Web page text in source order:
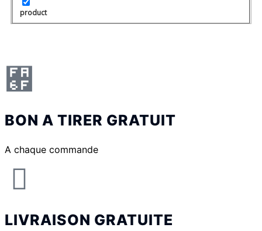
product
BON A TIRER GRATUIT
A chaque commande
LIVRAISON GRATUITE